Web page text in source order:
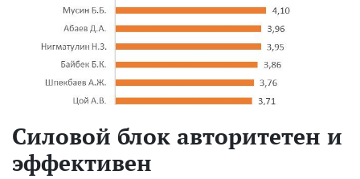
Силовой блок авторитетен и
эффективен